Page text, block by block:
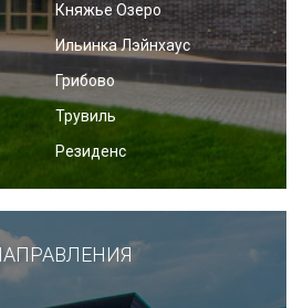
Княжье Озеро
Ильинка Лэйнхаус
Грибово
Трувиль
Резиденс